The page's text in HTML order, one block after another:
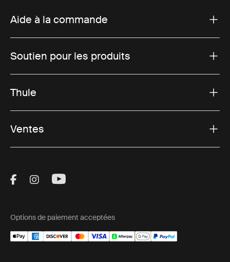
Aide à la commande
Soutien pour les produits
Thule
Ventes
Visit Thule on Facebook (external link)
Visit Thule on Instagram (external link)
Visit Thule on Youtube (external
Options de paiement acceptées